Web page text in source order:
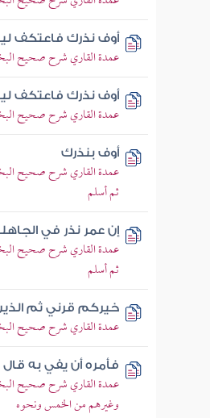
أوف نذرك فاعتكف
عمدة القاري شرح صحيح
أوف نذرك فاعتكف
عمدة القاري شرح صحيح
أوف بنذرك
عمدة القاري شرح صحيح
ثم أسلم
إن عمر نذر في
عمدة القاري شرح صحيح
ثم أسلم
خيركم قرني ثم
عمدة القاري شرح صحيح
فأمره أن يفي به
عمدة القاري شرح صحيح
وغيرهم من الخمس ونحوه